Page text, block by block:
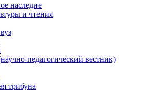
наследие
и чтения
педагогический вестник)
трибуна